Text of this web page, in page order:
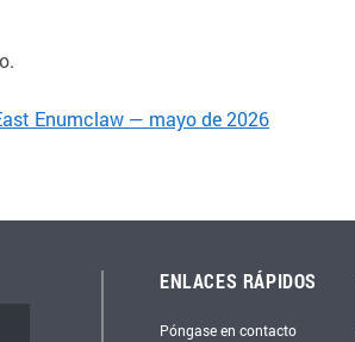
Enumclaw — mayo de 2026
ENLACES RÁPIDOS
Póngase en contacto